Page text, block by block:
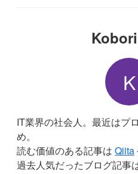
K
IT業界の社会人。最近はプ
め。
読む価値のある記事は Qiita
過去人気だったブログ記事